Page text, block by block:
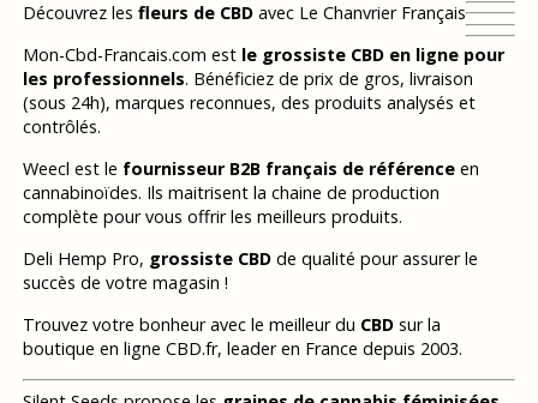
Découvrez les fleurs de CBDavec Le Chanvrier Français
Mon-Cbd-Francais.com est le grossiste CBD en ligne pour
les professionnels. Bénéficiez de prix de gros, livraison
(sous 24h), marques reconnues, des produits analysés et
contrôlés.
Weecl est le fournisseur B2B français de référenceen
cannabinoïdes. Ils maitrisent la chaine de production
complète pour vous offrir les meilleurs produits.
Deli Hemp Pro, grossiste CBDde qualité pour assurer le
succès de votre magasin !
Trouvez votre bonheur avec le meilleur du CBDsur la
boutique en ligne CBD.fr, leader en France depuis 2003.